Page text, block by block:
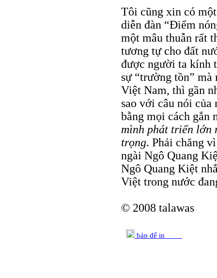
Tôi cũng xin có
diễn đàn “Điểm
một mâu thuẫn rất
tương tự cho đất
được người ta kính
sự “trường tồn” mà
Việt Nam, thì gần
sao với câu nói
bằng mọi cách gắn
mình phát triển lớn
trọng. Phải chăng
ngài Ngô Quang
Ngô Quang Kiệt
Việt trong nước
© 2008 talawas
bản để in